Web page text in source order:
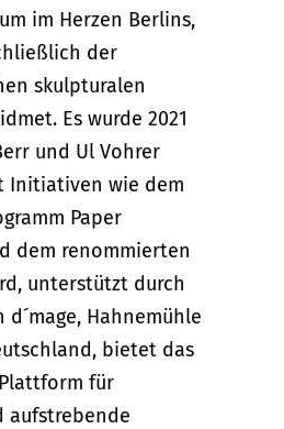
im Herzen Berlins,
der
skulpturalen
Es wurde 2021
und Ul Vohrer
Initiativen wie dem
Paper
dem renommierten
unterstützt durch
d´mage, Hahnemühle
bietet das
für
aufstrebende